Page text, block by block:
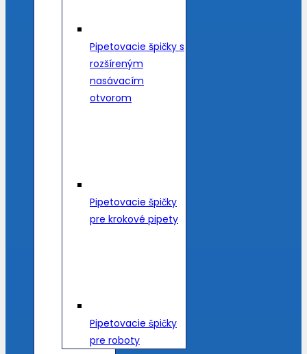
Pipetovacie špičky s
rozšíreným
nasávacím
otvorom
Pipetovacie špičky
pre krokové pipety
Pipetovacie špičky
pre roboty